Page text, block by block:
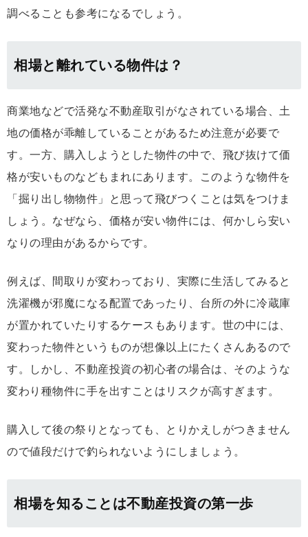
調べることも参考になるでしょう。
相場と離れている物件は？
商業地などで活発な不動産取引がなされている場合、土
地の価格が乖離していることがあるため注意が必要で
す。一方、購入しようとした物件の中で、飛び抜けて価
格が安いものなどもまれにあります。このような物件を
「掘り出し物物件」と思って飛びつくことは気をつけま
しょう。なぜなら、価格が安い物件には、何かしら安い
なりの理由があるからです。
例えば、間取りが変わっており、実際に生活してみると
洗濯機が邪魔になる配置であったり、台所の外に冷蔵庫
が置かれていたりするケースもあります。世の中には、
変わった物件というものが想像以上にたくさんあるので
す。しかし、不動産投資の初心者の場合は、そのような
変わり種物件に手を出すことはリスクが高すぎます。
購入して後の祭りとなっても、とりかえしがつきません
ので値段だけで釣られないようにしましょう。
相場を知ることは不動産投資の第一歩